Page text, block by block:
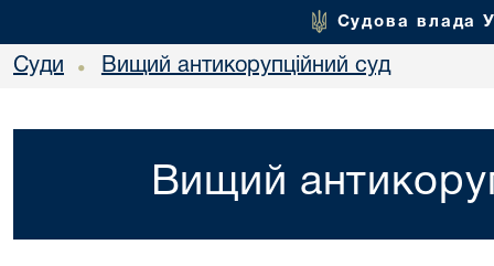
Судова влада
Суди • Вищий антикорупційний суд
Вищий